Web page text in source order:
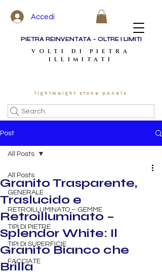
Accedi
Search
PIETRA REINVENTATA – OLTRE I LIMITI
VOLTI DI PIETRA
ILLIMITATI
lightweight stone panels
Post
All Posts
GENERALE
RETROILLUMINATO – GEMME
TIPI DI PIETRE
TIPI DI SUPERFICIE
FACCIATE
All Posts
Granito Trasparente,
Traslucido e
Retroilluminato –
Splendor White: Il
Granito Bianco che
Brilla